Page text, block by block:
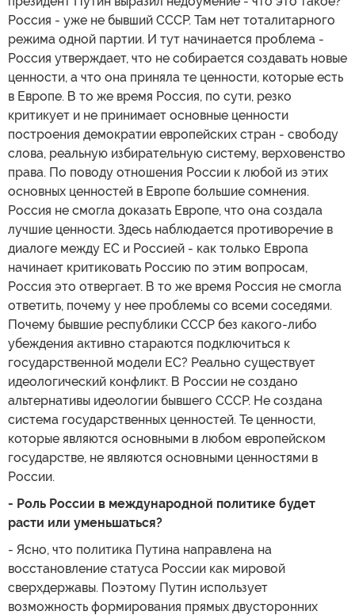
Россия - уже не бывший СССР. Там нет тоталитарного
режима одной партии. И тут начинается проблема -
Россия утверждает, что не собирается создавать новые
ценности, а что она приняла те ценности, которые есть
в Европе. В то же время Россия, по сути, резко
критикует и не принимает основные ценности
построения демократии европейских стран - свободу
слова, реальную избирательную систему, верховенство
права. По поводу отношения России к любой из этих
основных ценностей в Европе большие сомнения.
Россия не смогла доказать Европе, что она создала
лучшие ценности. Здесь наблюдается противоречие в
диалоге между ЕС и Россией - как только Европа
начинает критиковать Россию по этим вопросам,
Россия это отвергает. В то же время Россия не смогла
ответить, почему у нее проблемы со всеми соседями.
Почему бывшие республики СССР без какого-либо
убеждения активно стараются подключиться к
государственной модели ЕС? Реально существует
идеологический конфликт. В России не создано
альтернативы идеологии бывшего СССР. Не создана
система государственных ценностей. Те ценности,
которые являются основными в любом европейском
государстве, не являются основными ценностями в
России.
- Роль России в международной политике будет
расти или уменьшаться?
- Ясно, что политика Путина направлена на
восстановление статуса России как мировой
сверхдержавы. Поэтому Путин использует
возможность формирования прямых двусторонних